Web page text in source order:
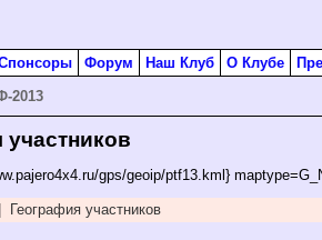
Форум Наш Клуб О Клубе
2013
gps/geoip/ptf13.kml}
География участников